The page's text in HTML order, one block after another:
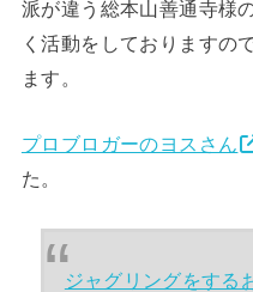
派が違う総本山善通寺様
く活動をしておりますの
ます。
プロブロガーのヨスさん
た。
ジャグリングをする